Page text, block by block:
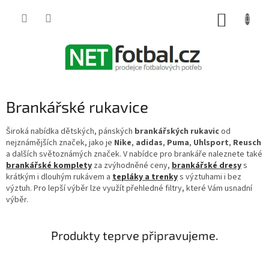
Brankářské rukavice
Široká nabídka dětských, pánských brankářských rukavicod
nejznámějších značek, jako je Nike, adidas, Puma, Uhlsport, Reusch
a dalších světoznámých značek. V nabídce pro brankáře naleznete také
brankářské komplety za zvýhodněné ceny, brankářské dresys
krátkým i dlouhým rukávem a tepláky a trenkys výztuhami i bez
výztuh. Pro lepší výběr lze využít přehledné filtry, které Vám usnadní
výběr.
Produkty teprve připravujeme.